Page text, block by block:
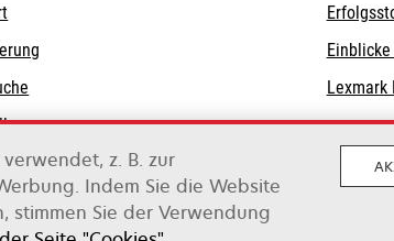
wird
einer
neuen
Registerkarte
Lexmark
z. B. zur
Indem Sie die Website
stimmen Sie der Verwendung